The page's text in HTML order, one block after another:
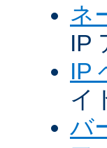
ネ
IP
IP
イ
バ